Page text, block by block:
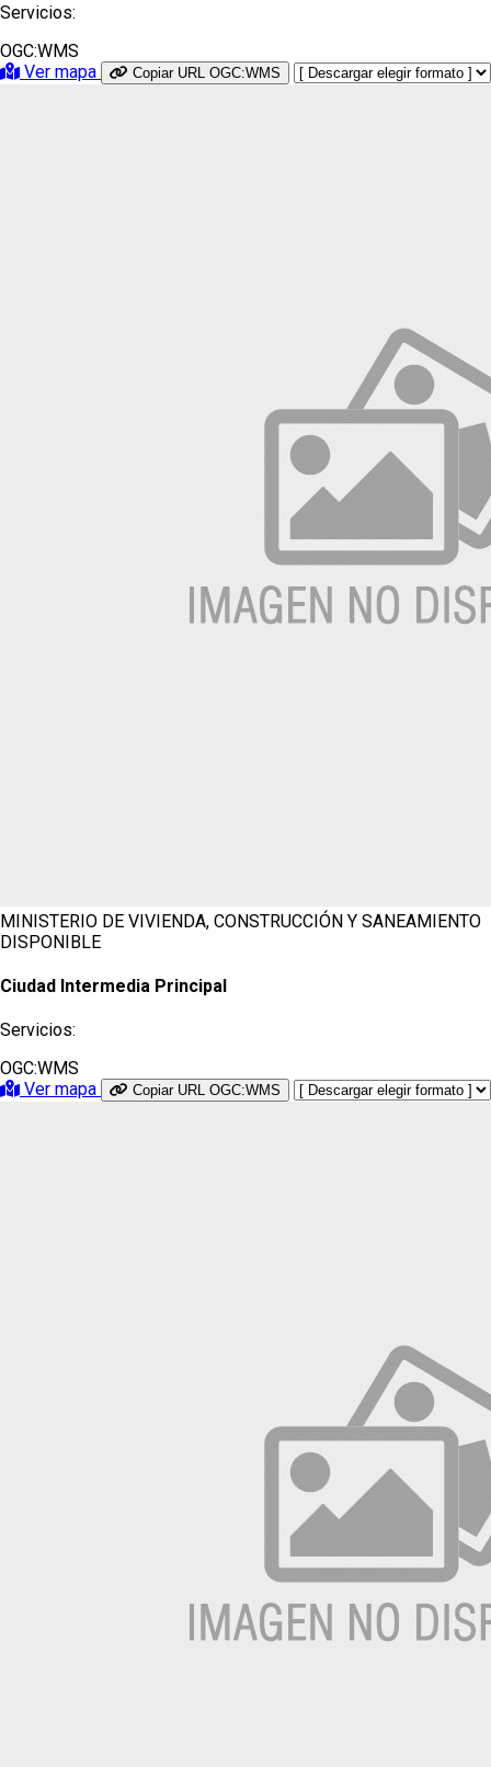
Servicios:
OGC:WMS
Ver mapa
Copiar URL OGC:WMS
MINISTERIO DE VIVIENDA, CONSTRUCCIÓN Y SANEAMIENTO
DISPONIBLE
Ciudad Intermedia Principal
Servicios:
OGC:WMS
Ver mapa
Copiar URL OGC:WMS